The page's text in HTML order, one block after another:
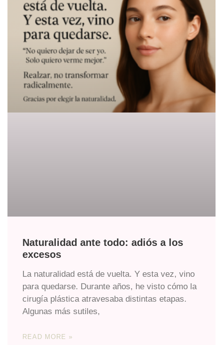
Naturalidad ante todo: adiós a los
excesos
La naturalidad está de vuelta. Y esta vez, vino
para quedarse. Durante años, he visto cómo la
cirugía plástica atravesaba distintas etapas.
Algunas más sutiles,
READ MORE »